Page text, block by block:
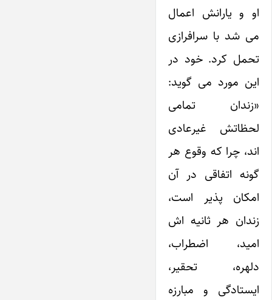
او و یارانش اعمال
می شد با سرافرازی
تحمل کرد. خود در
این مورد می گوید:
«زندان تمامی
لحظاتش غیرعادی
اند، چرا که وقوع هر
گونه اتفاقی در آن
امکان پذیر است،
زندان هر ثانیه اش
امید، اضطراب،
دلهره، تحقیر،
ایستادگی و مبارزه